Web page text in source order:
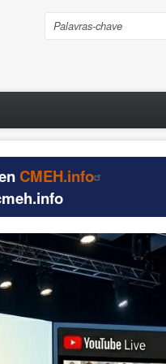
Pesquisar
CMEH.info